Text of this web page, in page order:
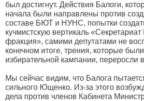
был достигнут. Действия Балоги,
начала были направлены против
составе БЮТ и НУНС, попытки
кучмистскую вертикаль
фракция», самими депутатами не
конечном итоге, трения, которые
избирательной кампании, переросли
Мы сейчас видим, что Балога
сильного Ющенко. Из-за этого
дела против членов Кабинета